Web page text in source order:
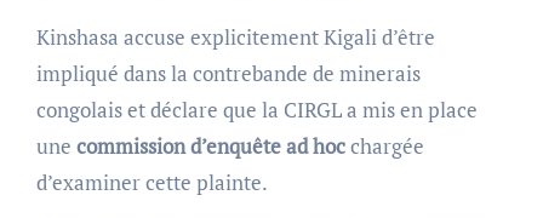
Kinshasa accuse explicitement Kigali d’être
impliqué dans la contrebande de minerais
congolais et déclare que la CIRGL a mis en place
une commission d’enquête ad hocchargée
d’examiner cette plainte.